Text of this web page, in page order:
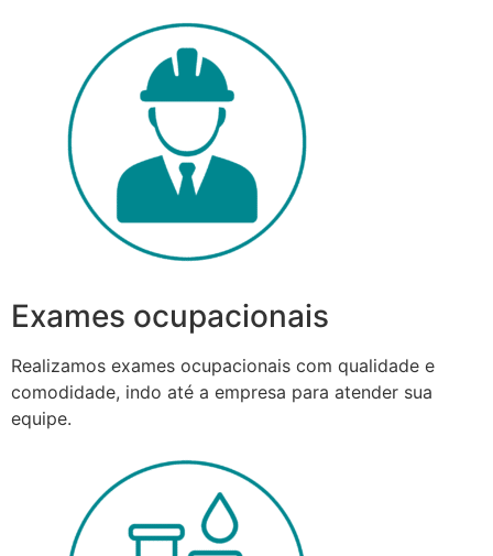
Exames ocupacionais
Realizamos exames ocupacionais com qualidade e
comodidade, indo até a empresa para atender sua
equipe.